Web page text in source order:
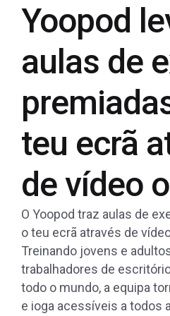
Yoopod
aulas de
teu ecrã
de vídeo
O Yoopod traz aulas de
o teu ecrã através de
Treinando jovens e
trabalhadores de
todo o mundo, a equipa
e ioga acessíveis a todos